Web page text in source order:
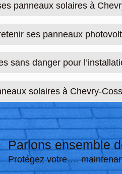
panneaux solaires à
ses panneaux
sans danger pour
solaires à Chevry-
Parlons ensemble
Protégez votre …